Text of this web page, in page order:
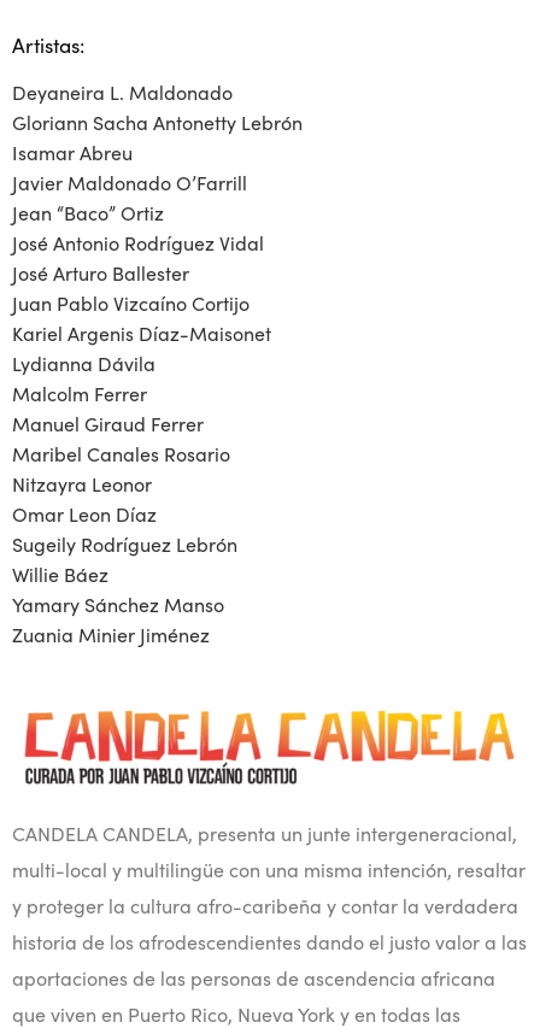
Artistas:
Deyaneira L. Maldonado
Gloriann Sacha Antonetty Lebrón
Isamar Abreu
Javier Maldonado O’Farrill
Jean “Baco” Ortiz
José Antonio Rodríguez Vidal
José Arturo Ballester
Juan Pablo Vizcaíno Cortijo
Kariel Argenis Díaz-Maisonet
Lydianna Dávila
Malcolm Ferrer
Manuel Giraud Ferrer
Maribel Canales Rosario
Nitzayra Leonor
Omar Leon Díaz
Sugeily Rodríguez Lebrón
Willie Báez
Yamary Sánchez Manso
Zuania Minier Jiménez
CANDELA CANDELA, presenta un junte intergeneracional,
multi-local y multilingüe con una misma intención, resaltar
y proteger la cultura afro-caribeña y contar la verdadera
historia de los afrodescendientes dando el justo valor a las
aportaciones de las personas de ascendencia africana
que viven en Puerto Rico, Nueva York y en todas las